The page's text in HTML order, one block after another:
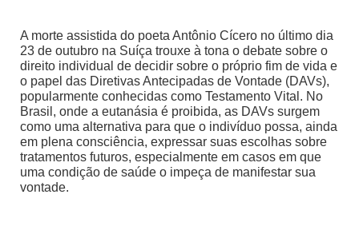
A morte assistida do poeta Antônio Cícero no último dia
23 de outubro na Suíça trouxe à tona o debate sobre o
direito individual de decidir sobre o próprio fim de vida e
o papel das Diretivas Antecipadas de Vontade (DAVs),
popularmente conhecidas como Testamento Vital. No
Brasil, onde a eutanásia é proibida, as DAVs surgem
como uma alternativa para que o indivíduo possa, ainda
em plena consciência, expressar suas escolhas sobre
tratamentos futuros, especialmente em casos em que
uma condição de saúde o impeça de manifestar sua
vontade.